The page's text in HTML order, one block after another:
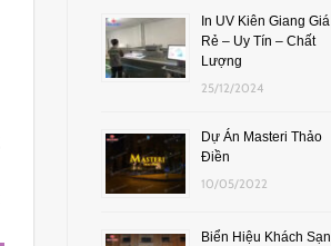
In UV Kiên Giang Giá
Rẻ – Uy Tín – Chất
Lượng
25/12/2024
Dự Án Masteri Thảo
Điền
10/05/2022
Biển Hiệu Khách Sạn